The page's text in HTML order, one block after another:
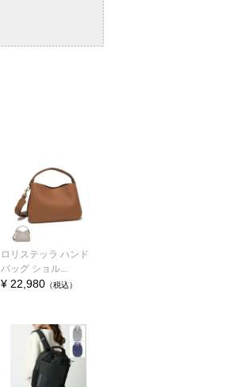
ロリステッラ ハンド
バッグ ショル...
¥ 22,980 （税込）